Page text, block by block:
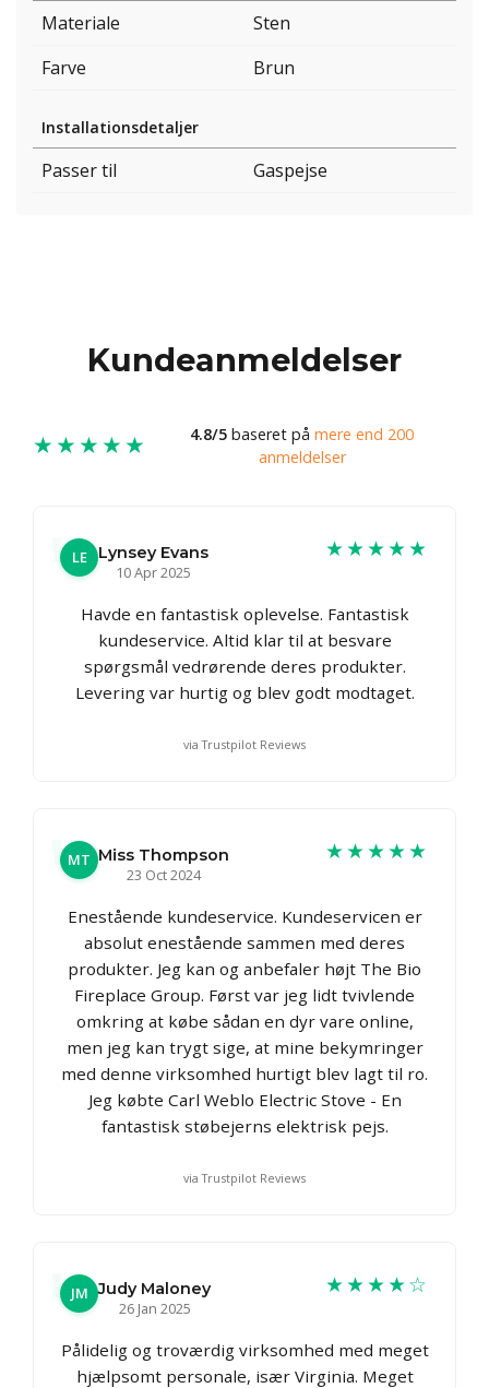
Materiale
Sten
Farve
Brun
Installationsdetaljer
Passer til Gaspejse
Kundeanmeldelser
★★★★★ 4.8/5 baseret på mere end 200
anmeldelser
LE
Lynsey Evans
10 Apr 2025
★★★★★
Havde en fantastisk oplevelse. Fantastisk
kundeservice. Altid klar til at besvare
spørgsmål vedrørende deres produkter.
Levering var hurtig og blev godt modtaget.
via Trustpilot Reviews
MT Miss Thompson
23 Oct 2024
★★★★★
Enestående kundeservice. Kundeservicen er
absolut enestående sammen med deres
produkter. Jeg kan og anbefaler højt The Bio
Fireplace Group. Først var jeg lidt tvivlende
omkring at købe sådan en dyr vare online,
men jeg kan trygt sige, at mine bekymringer
med denne virksomhed hurtigt blev lagt til ro.
Jeg købte Carl Weblo Electric Stove - En
fantastisk støbejerns elektrisk pejs.
via Trustpilot Reviews
JM Judy Maloney
26 Jan 2025
★★★★☆
Pålidelig og troværdig virksomhed med meget
hjælpsomt personale, især Virginia. Meget